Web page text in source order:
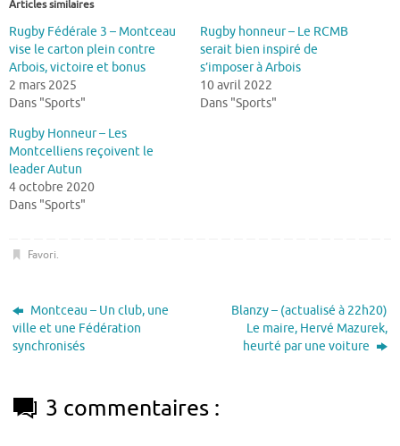
Articles similaires
Rugby Fédérale 3 – Montceau
vise le carton plein contre
Arbois, victoire et bonus
2 mars 2025
Dans "Sports"
Rugby honneur – Le RCMB
serait bien inspiré de
s’imposer à Arbois
10 avril 2022
Dans "Sports"
Rugby Honneur – Les
Montcelliens reçoivent le
leader Autun
4 octobre 2020
Dans "Sports"
Favori.
Montceau – Un club, une
ville et une Fédération
synchronisés
Blanzy – (actualisé à 22h20)
Le maire, Hervé Mazurek,
heurté par une voiture
3 commentaires :